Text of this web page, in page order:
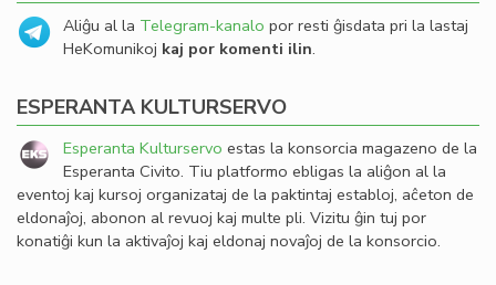
Aliĝu al la Telegram-kanalo por resti ĝisdata pri la lastaj
HeKomunikoj kaj por komenti ilin.
ESPERANTA KULTURSERVO
Esperanta Kulturservo estas la konsorcia magazeno de la
Esperanta Civito. Tiu platformo ebligas la aliĝon al la
eventoj kaj kursoj organizataj de la paktintaj establoj, aĉeton de
eldonaĵoj, abonon al revuoj kaj multe pli. Vizitu ĝin tuj por
konatiĝi kun la aktivaĵoj kaj eldonaj novaĵoj de la konsorcio.